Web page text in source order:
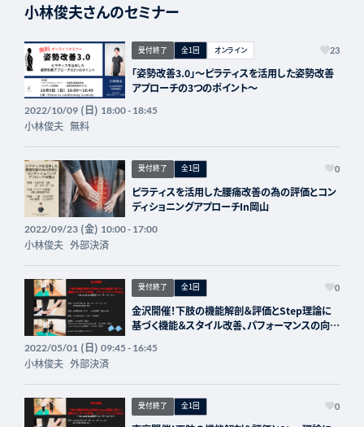
小林俊夫さんのセミナー
受付終了 全1回 オンライン 23
「姿勢改善3.0」～ピラティスを活用した姿勢改善
アプローチの3つのポイント～
2022/10/09(日) 18:00 - 18:45
小林俊夫 無料
受付終了 全1回 0
ピラティスを活用した腰痛改善の為の評価とコン
ディショニングアプローチIn岡山
2022/09/23(金) 10:00 - 17:00
小林俊夫 外部決済
受付終了 全1回 0
金沢開催！下肢の機能解剖＆評価とStep理論に
基づく機能＆スタイル改善、パフォーマンスの向上
2022/05/01(日) 09:45 - 16:45
小林俊夫 外部決済
受付終了 全1回 0